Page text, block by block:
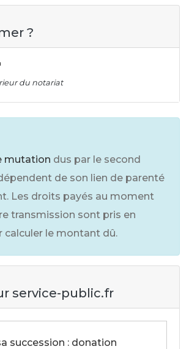
?
du notariat
mutation dus par le second
de son lien de parenté
Les droits payés au moment
transmission sont pris en
calculer le montant dû.
service-public.fr
succession : donation